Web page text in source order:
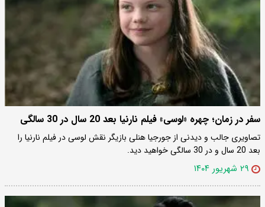
سفر در زمان؛ چهره «لوسی» فیلم نارنیا بعد 20 سال در 30 سالگی
تصاویری جالب و دیدنی از جورجیا هنلی بازیگر نقش لوسی در فیلم نارنیا را
بعد 20 سال و در 30 سالگی خواهید دید.
۲۹ شهریور ۱۴۰۴